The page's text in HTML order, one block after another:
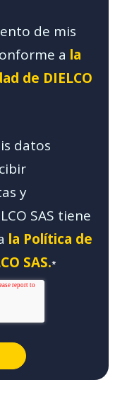
de mis
a la
de DIELCO
datos
y
SAS tiene
la Política de
SAS.*